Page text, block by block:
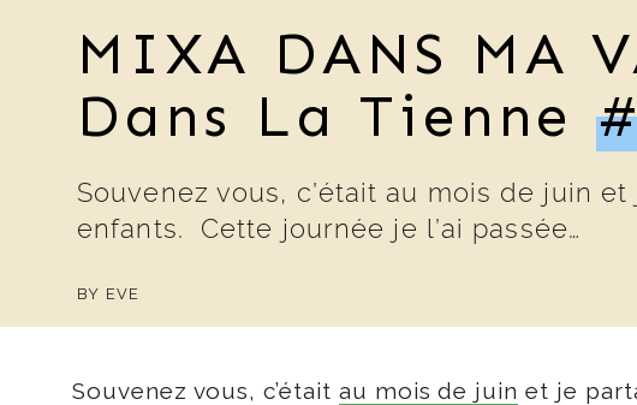
MIXA DANS MA
Dans La Tienne
Souvenez vous, c’était au mois de juin
enfants. Cette journée je l’ai passée…
BY EVE
Souvenez vous, c’était au mois de juin et je